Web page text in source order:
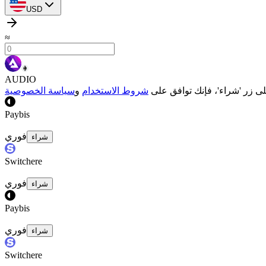
USD
≈
AUDIO
زر 'شراء'، فإنك توافق على شروط الاستخدام وسياسة الخصوصية
Paybis
فوري شراء
Switchere
فوري شراء
Paybis
فوري شراء
Switchere